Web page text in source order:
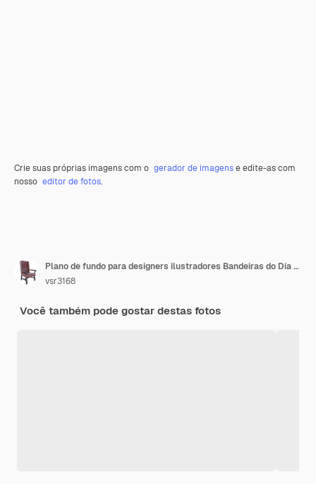
Crie suas próprias imagens com o gerador de imagense edite-as com
nosso editor de fotos.
Plano de fundo para designers ilustradores Bandeiras do Dia da Independência Nacional O Reino Unido da Grã-Bretanha e Irlanda do Norte e Dinamarca
vsr3168
Você também pode gostar destas fotos